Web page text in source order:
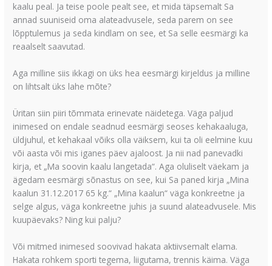
kaalu peal. Ja teise poole pealt see, et mida täpsemalt Sa
annad suuniseid oma alateadvusele, seda parem on see
lõpptulemus ja seda kindlam on see, et Sa selle eesmärgi ka
reaalselt saavutad.
Aga milline siis ikkagi on üks hea eesmärgi kirjeldus ja milline
on lihtsalt üks lahe mõte?
Üritan siin piiri tõmmata erinevate näidetega. Väga paljud
inimesed on endale seadnud eesmärgi seoses kehakaaluga,
üldjuhul, et kehakaal võiks olla väiksem, kui ta oli eelmine kuu
või aasta või mis iganes päev ajaloost. Ja nii nad panevadki
kirja, et „Ma soovin kaalu langetada“. Aga oluliselt väekam ja
ägedam eesmärgi sõnastus on see, kui Sa paned kirja „Mina
kaalun 31.12.2017 65 kg.“ „Mina kaalun“ väga konkreetne ja
selge algus, väga konkreetne juhis ja suund alateadvusele. Mis
kuupäevaks? Ning kui palju?
Või mitmed inimesed soovivad hakata aktiivsemalt elama.
Hakata rohkem sporti tegema, liigutama, trennis käima. Väga